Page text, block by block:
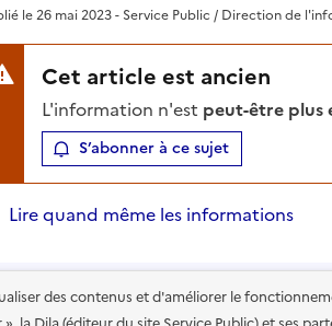
des contenus et d'améliorer le
le 26 mai 2023 - Service Public / Direction de
Cet article est ancien
L'information n'est peut-être plus
S’abonner à ce sujet
Lire quand même les informations
Public